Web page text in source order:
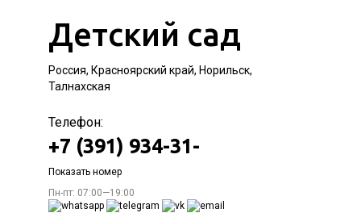
Детский сад
Россия, Красноярский край, Норильск,
Талнахская
Телефон:
+7 (391) 934-31-
Показать номер
Пн-пт: 07:00—19:00